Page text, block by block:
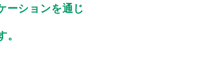
ーションを通じ